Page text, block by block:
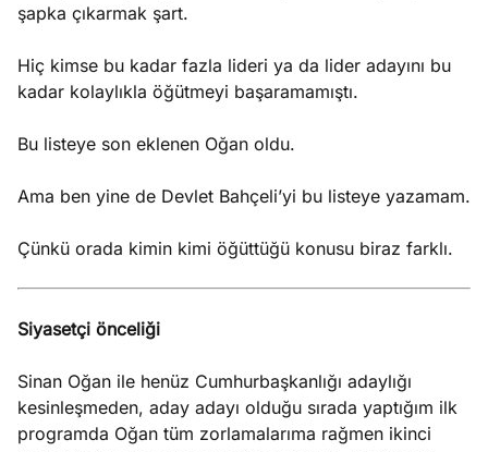
şapka çıkarmak şart.
Hiç kimse bu kadar fazla lideri ya da lider adayını bu
kadar kolaylıkla öğütmeyi başaramamıştı.
Bu listeye son eklenen Oğan oldu.
Ama ben yine de Devlet Bahçeli’yi bu listeye yazamam.
Çünkü orada kimin kimi öğüttüğü konusu biraz farklı.
Siyasetçi önceliği
Sinan Oğan ile henüz Cumhurbaşkanlığı adaylığı
kesinleşmeden, aday adayı olduğu sırada yaptığım ilk
programda Oğan tüm zorlamalarıma rağmen ikinci